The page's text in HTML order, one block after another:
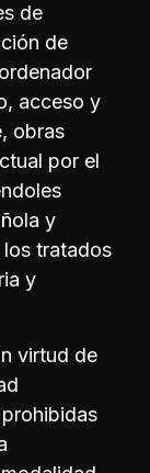
de
de
acceso y
obras
por el
y
tratados
y
virtud de